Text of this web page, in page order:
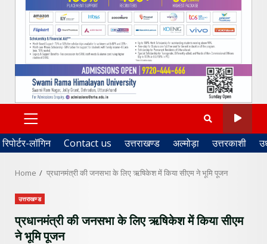
PRIMARY
MENU
रिपोर्टर-लॉगिन Contact us उत्तराखण्ड अल्मोड़ा उत्तरकाशी
Home प्रधानमंत्री की जनसभा के लिए ऋषिकेश में किया सीएम ने भूमि पूजन
उत्तराखण्ड
प्रधानमंत्री की जनसभा के लिए ऋषिकेश में किया सीएम
ने भूमि पूजन